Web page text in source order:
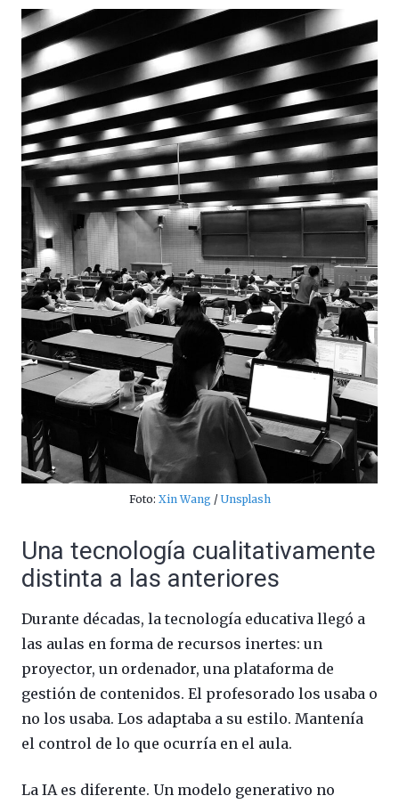
Foto: Xin Wang / Unsplash
Una tecnología cualitativamente
distinta a las anteriores
Durante décadas, la tecnología educativa llegó a
las aulas en forma de recursos inertes: un
proyector, un ordenador, una plataforma de
gestión de contenidos. El profesorado los usaba o
no los usaba. Los adaptaba a su estilo. Mantenía
el control de lo que ocurría en el aula.
La IA es diferente. Un modelo generativo no